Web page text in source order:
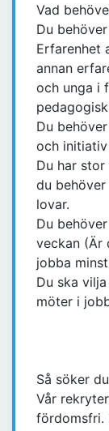
Vad
Du
Erfarenhet
annan
och unga i
Du
och
Du har
du
lovar.
Du
veckan (Är
jobba
Du ska
möter i
Så söker
Vår
fördomsfri.